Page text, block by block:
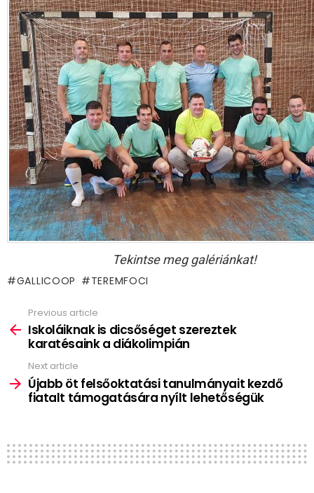
Tekintse meg galériánkat!
GALLICOOP TEREMFOCI
more
Previous article
Iskoláiknak is dicsőséget szereztek
karatésaink a diákolimpián
Next article
Újabb öt felsőoktatási tanulmányait kezdő
fiatalt támogatására nyílt lehetőségük